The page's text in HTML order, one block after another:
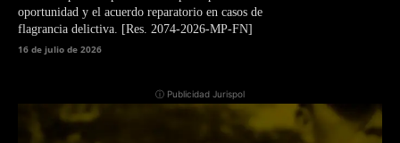
oportunidad y el acuerdo reparatorio en casos de
flagrancia delictiva. [Res. 2074-2026-MP-FN]
16 de julio de 2026
ⓘ Publicidad Jurispol